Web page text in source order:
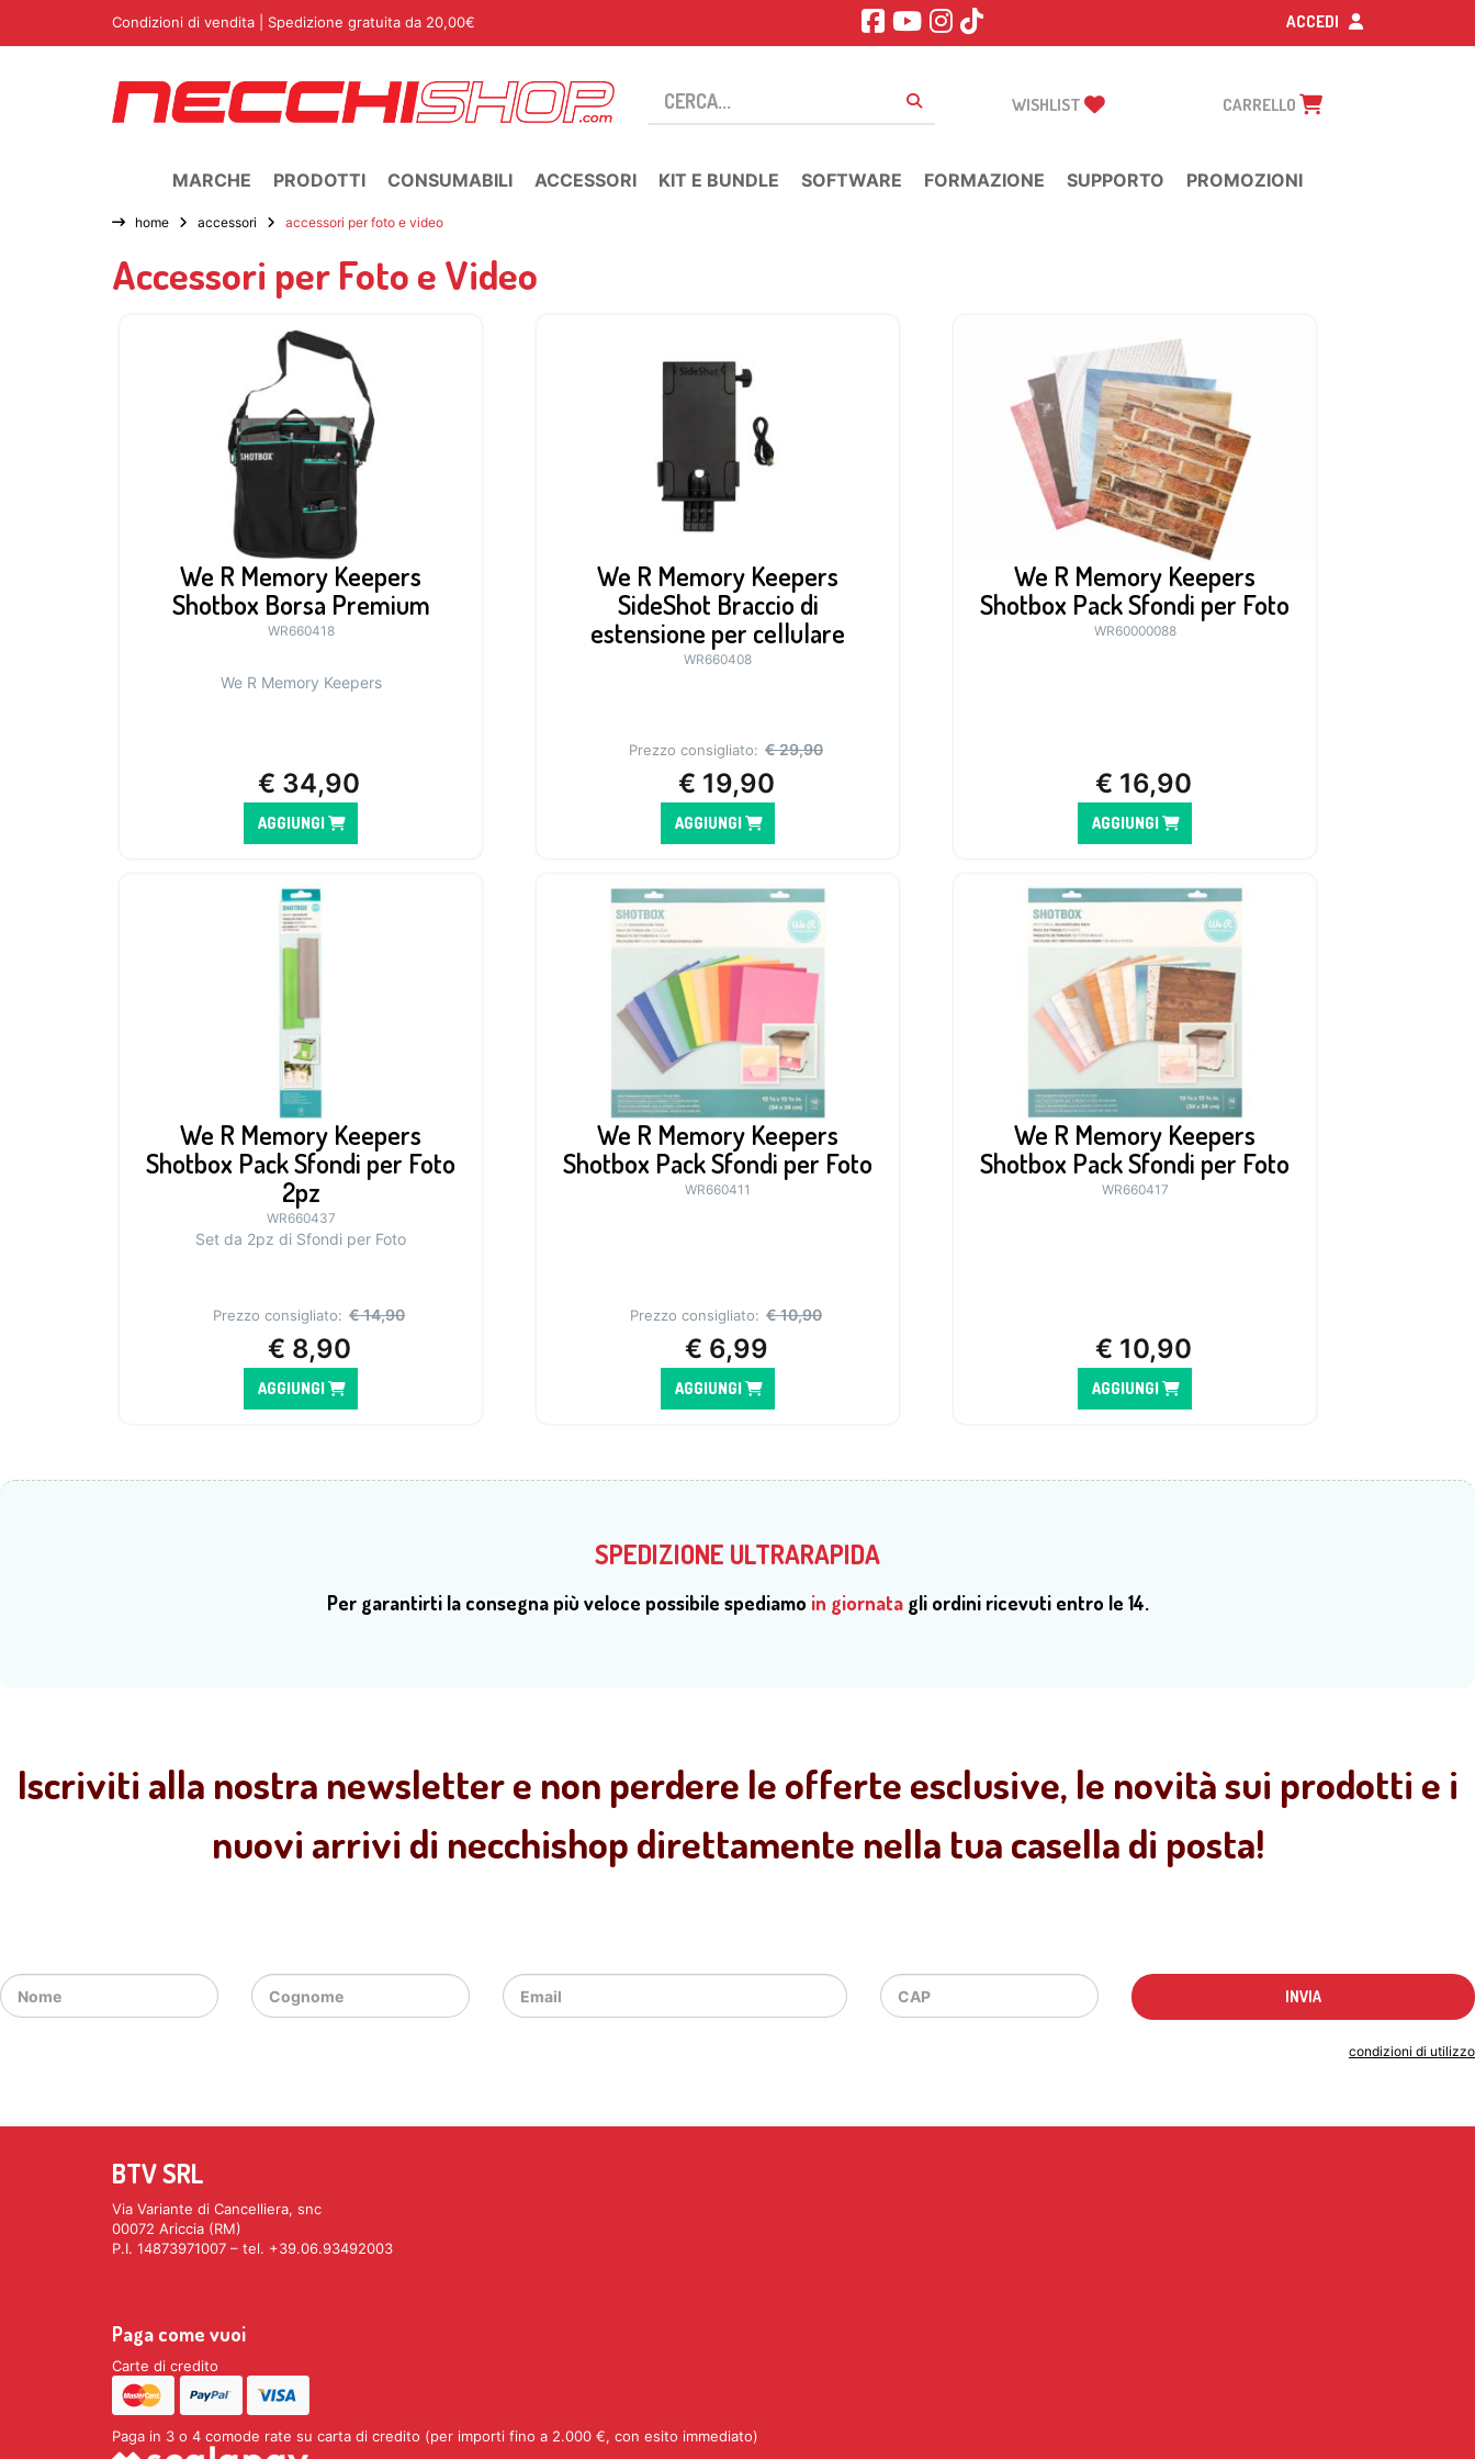
Condizioni di vendita | Spedizione gratuita da 20,00€ ACCEDI
WISHLIST CARRELLO
MARCHE PRODOTTI CONSUMABILI ACCESSORI KIT E BUNDLE SOFTWARE FORMAZIONE SUPPORTO PROMOZIONI
home accessori accessori per foto e video
Accessori per Foto e Video
We R Memory Keepers
Shotbox Borsa Premium
WR660418
We R Memory Keepers
€ 34,90
AGGIUNGI
We R Memory Keepers
SideShot Braccio di
estensione per cellulare
WR660408
Prezzo consigliato: €29,90
€ 19,90
AGGIUNGI
We R Memory Keepers
Shotbox Pack Sfondi per Foto
WR60000088
€ 16,90
AGGIUNGI
We R Memory Keepers
Shotbox Pack Sfondi per Foto
2pz
WR660437
Set da 2pz di Sfondi per Foto
Prezzo consigliato: €14,90
€ 8,90
AGGIUNGI
We R Memory Keepers
Shotbox Pack Sfondi per Foto
WR660411
Prezzo consigliato: €10,90
€ 6,99
AGGIUNGI
We R Memory Keepers
Shotbox Pack Sfondi per Foto
WR660417
€ 10,90
AGGIUNGI
SPEDIZIONE ULTRARAPIDA
Per garantirti la consegna più veloce possibile spediamo in giornatagli ordini ricevuti entro le 14.
Iscriviti alla nostra newsletter e non perdere le offerte esclusive, le novità sui prodotti e i
nuovi arrivi di necchishop direttamente nella tua casella di posta!
condizioni di utilizzo
BTV SRL
Via Variante di Cancelliera, snc
00072 Ariccia (RM)
P.I. 14873971007 – tel. +39.06.93492003
Paga come vuoi
Carte di credito
Paga in 3 o 4 comode rate su carta di credito (per importi fino a 2.000 €, con esito immediato)